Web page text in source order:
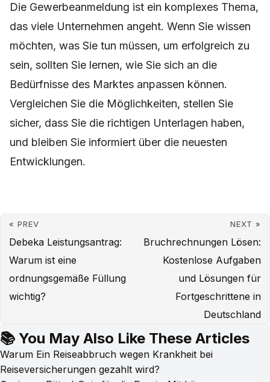
Die Gewerbeanmeldung ist ein komplexes Thema,
das viele Unternehmen angeht. Wenn Sie wissen
möchten, was Sie tun müssen, um erfolgreich zu
sein, sollten Sie lernen, wie Sie sich an die
Bedürfnisse des Marktes anpassen können.
Vergleichen Sie die Möglichkeiten, stellen Sie
sicher, dass Sie die richtigen Unterlagen haben,
und bleiben Sie informiert über die neuesten
Entwicklungen.
« PREV
Debeka Leistungsantrag:
Warum ist eine
ordnungsgemäße Füllung
wichtig?
NEXT »
Bruchrechnungen Lösen:
Kostenlose Aufgaben
und Lösungen für
Fortgeschrittene in
Deutschland
📚 You May Also Like These Articles
Warum Ein Reiseabbruch wegen Krankheit bei
Reiseversicherungen gezahlt wird?